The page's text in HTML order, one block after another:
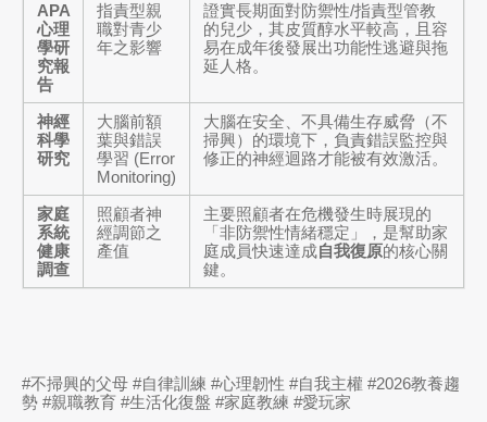
APA
心理
學研
究報
告
指責型親
職對青少
年之影響
證實長期面對防禦性/指責型管教
的兒少，其皮質醇水平較高，且容
易在成年後發展出功能性逃避與拖
延人格。
神經
科學
研究
大腦前額
葉與錯誤
學習 (Error
Monitoring)
大腦在安全、不具備生存威脅（不
掃興）的環境下，負責錯誤監控與
修正的神經迴路才能被有效激活。
家庭
系統
健康
調查
照顧者神
經調節之
產值
主要照顧者在危機發生時展現的
「非防禦性情緒穩定」，是幫助家
庭成員快速達成自我復原的核心關
鍵。
#不掃興的父母 #自律訓練 #心理韌性 #自我主權 #2026教養趨
勢 #親職教育 #生活化復盤 #家庭教練 #愛玩家